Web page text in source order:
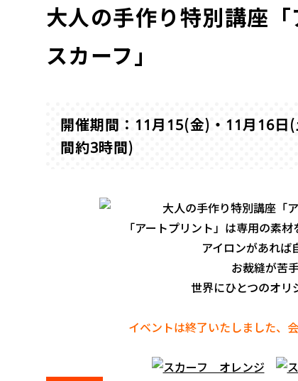
大人の手作り特別講座
スカーフ」
開催期間：11月15(金)・11月16
間約3時間)
「アートプリント」は専用の素
アイロンがあれば
お裁縫が苦
世界にひとつのオリ
イベントは終了いたしました、